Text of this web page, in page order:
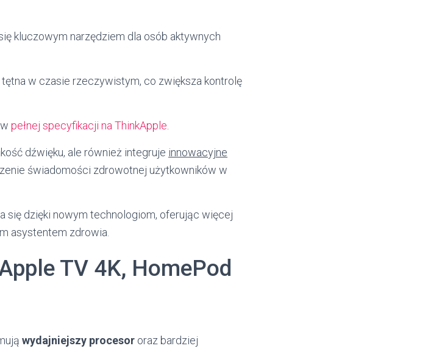
kluczowym narzędziem dla osób aktywnych
w czasie rzeczywistym, co zwiększa kontrolę
pełnej specyfikacji na ThinkApple
dźwięku, ale również integruje innowacyjne
świadomości zdrowotnej użytkowników w
się dzięki nowym technologiom, oferując więcej
asystentem zdrowia.
TV 4K, HomePod
wydajniejszy procesor oraz bardziej